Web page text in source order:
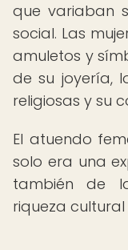
que variaban
social. Las
amuletos y
de su joyería,
religiosas y su
El atuendo
solo era una
también de
riqueza